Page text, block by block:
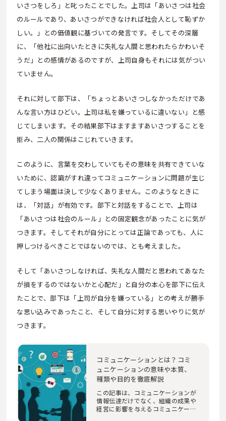
いさつをしろ」と叱ったことでした。上司は「あいさつは社会
のルールであり、あいさつができなければ社会人として恥ずか
しい。」との価値観に基づいての発言です。そしてその深層
に、「他社に出向いたときに失礼な人間と思われたらかわいそ
うだ」との感情があるのですが、上司自身もそれには気がつい
ていません。
それに対して部下は、「ちょっとあいさつしなかっただけであ
んな言い方はひどい。上司は私を嫌っているに違いない」と感
じてしまいます。その結果部下はますますあいさつすることを
拒み、二人の関係はこじれていきます。
このように、言葉を交わしていてもその意味を共有できていな
いために、認識がすれ違ってコミュニケーションに問題が生じ
てしまう場面は決して少なくありません。このようなときに
は、「対話」が有効です。部下と対話をすることで、上司は
「あいさつは社会のルール」との固定観念があったことに気が
つきます。そしてそれが自分にとっては正論であっても、人に
押しつけるべきことではないのでは、とも考えました。
そして「あいさつしなければ、失礼な人間だと思われてあなた
が損をするのではないかと心配だ」と自分の本心を部下に伝え
たことで、部下は「上司が自分を嫌っている」との考えが勝手
な思い込みであったこと、そして自分に対する思いやりに気が
つきます。
コミュニケーションとは？コミ
ュニケーションの意味や本質、
種類や目的を徹底解説
この記事は、コミュニケーションが
情報伝達だけでなく、組織の成果や
経営に影響を与えるコミュニケーシ